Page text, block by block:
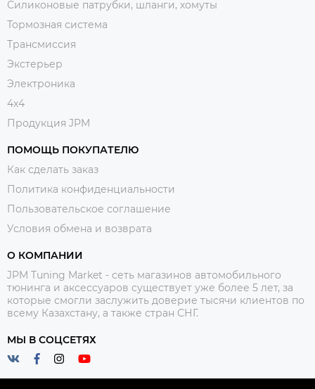
Силиконовые патрубки, шланги, хомуты
Тормозная система
Трансмиссия
Экстерьер
Электроника
4x4
Продукция JPM
ПОМОЩЬ ПОКУПАТЕЛЮ
Как сделать заказ
Политика конфиденциальности
Пользовательское соглашение
Условия обмена и возврата
О КОМПАНИИ
JPM Tuning Market - сеть магазинов автомобильного
тюнинга и аксессуаров существует уже более 5 лет, за
которые смогли заслужить доверие тысячи клиентов по
всему Казахстану, а также стран СНГ.
МЫ В СОЦСЕТЯХ